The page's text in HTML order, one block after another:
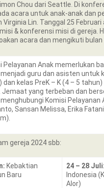
Chou dari Seattle. Di
acara untuk anak-anak dan
Virginia Lin. Tanggal 25
& konferensi misi di gereja.
acara dan mengikuti bulan
Pelayanan Anak memerlukan
guru dan asisten untuk
dan kelas PreK – K (4 – 5
Jemaat yang terbeban dan
Komisi Pelayanan
Sansan Melissa, Erika
gereja 2024 sbb:
Kebaktian
Baru
24 – 28 Juli:
Indonesia
Alor)